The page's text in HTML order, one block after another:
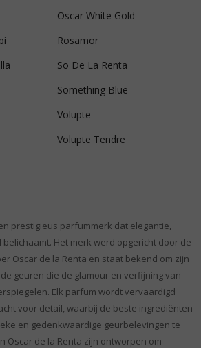
Oscar White Gold
Rosamor
So De La Renta
Something Blue
Volupte
Volupte Tendre
prestigieus parfummerk dat elegantie,
Het merk werd opgericht door de
Oscar de la Renta en staat bekend om zijn
geuren die de glamour en verfijning van
Elk parfum wordt vervaardigd
voor detail, waarbij de beste ingrediënten
en gedenkwaardige geurbelevingen te
Oscar de la Renta zijn ontworpen om